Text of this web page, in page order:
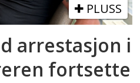
PLUSS
arrestasjon i
fortsette